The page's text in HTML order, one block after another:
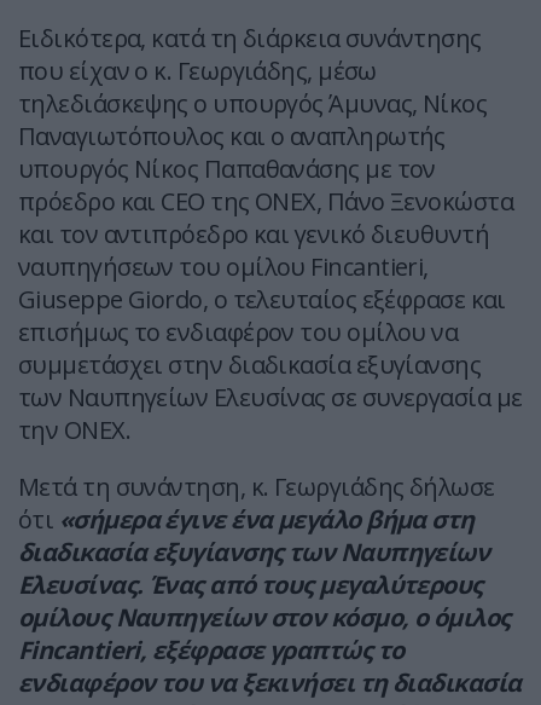
Ειδικότερα, κατά τη διάρκεια συνάντησης
που είχαν ο κ. Γεωργιάδης, μέσω
τηλεδιάσκεψης ο υπουργός Άμυνας, Νίκος
Παναγιωτόπουλος και ο αναπληρωτής
υπουργός Νίκος Παπαθανάσης με τον
πρόεδρο και CEO της ONEX, Πάνο Ξενοκώστα
και τον αντιπρόεδρο και γενικό διευθυντή
ναυπηγήσεων του ομίλου Fincantieri,
Giuseppe Giordo, ο τελευταίος εξέφρασε και
επισήμως το ενδιαφέρον του ομίλου να
συμμετάσχει στην διαδικασία εξυγίανσης
των Ναυπηγείων Ελευσίνας σε συνεργασία με
την ΟNEX.
Μετά τη συνάντηση, κ. Γεωργιάδης δήλωσε
ότι «σήμερα έγινε ένα μεγάλο βήμα στη
διαδικασία εξυγίανσης των Ναυπηγείων
Ελευσίνας. Ένας από τους μεγαλύτερους
ομίλους Ναυπηγείων στον κόσμο, ο όμιλος
Fincantieri, εξέφρασε γραπτώς το
ενδιαφέρον του να ξεκινήσει τη διαδικασία